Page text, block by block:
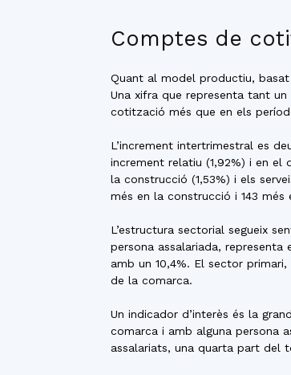
Comptes de
Quant al model productiu,
Una xifra que representa tant
cotització més que en els
L’increment intertrimestral es
increment relatiu (1,92%) i en el
la construcció (1,53%) i els
més en la construcció i 143 més
L’estructura sectorial segueix
persona assalariada,
amb un 10,4%. El sector
de la comarca.
Un indicador d’interès és la
comarca i amb alguna persona
assalariats, una quarta part del